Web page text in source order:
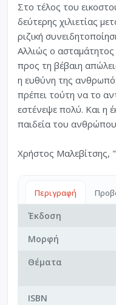
Στο τέλος του
δεύτερης χιλιετίας
ριζική
Αλλιώς ο
προς τη βέβαιη
η ευθύνη της
πρέπει τούτη να το
εστένεψε πολύ. Και η
παιδεία του
Χρήστος Μαλεβίτσης,
Περιγραφή
Έκδοση
Μορφή
Θέματα
ISBN